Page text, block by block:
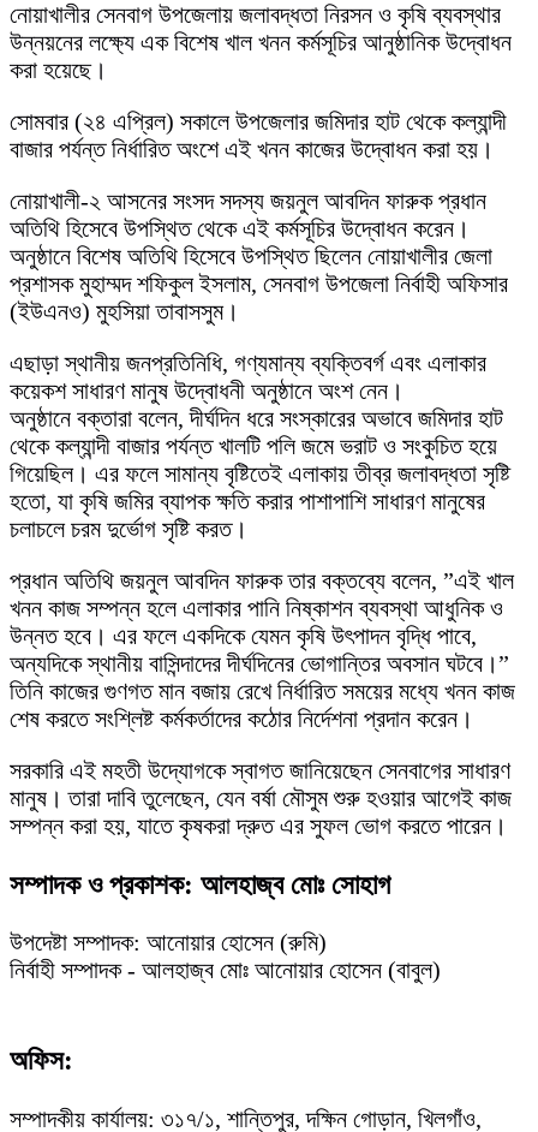
নোয়াখালীর সেনবাগ উপজেলায় জলাবদ্ধতা নিরসন ও কৃষি ব্যবস্থার
উন্নয়নের লক্ষ্যে এক বিশেষ খাল খনন কর্মসূচির আনুষ্ঠানিক উদ্বোধন
করা হয়েছে।
সোমবার (২৪ এপ্রিল) সকালে উপজেলার জমিদার হাট থেকে কল্যান্দী
বাজার পর্যন্ত নির্ধারিত অংশে এই খনন কাজের উদ্বোধন করা হয়।
​নোয়াখালী-২ আসনের সংসদ সদস্য জয়নুল আবদিন ফারুক প্রধান
অতিথি হিসেবে উপস্থিত থেকে এই কর্মসূচির উদ্বোধন করেন।
অনুষ্ঠানে বিশেষ অতিথি হিসেবে উপস্থিত ছিলেন ​নোয়াখালীর জেলা
প্রশাসক মুহাম্মদ শফিকুল ইসলাম, ​সেনবাগ উপজেলা নির্বাহী অফিসার
(ইউএনও) মুহসিয়া তাবাসসুম।
​এছাড়া স্থানীয় জনপ্রতিনিধি, গণ্যমান্য ব্যক্তিবর্গ এবং এলাকার
কয়েকশ সাধারণ মানুষ উদ্বোধনী অনুষ্ঠানে অংশ নেন।
​অনুষ্ঠানে বক্তারা বলেন, দীর্ঘদিন ধরে সংস্কারের অভাবে জমিদার হাট
থেকে কল্যান্দী বাজার পর্যন্ত খালটি পলি জমে ভরাট ও সংকুচিত হয়ে
গিয়েছিল। এর ফলে সামান্য বৃষ্টিতেই এলাকায় তীব্র জলাবদ্ধতা সৃষ্টি
হতো, যা কৃষি জমির ব্যাপক ক্ষতি করার পাশাপাশি সাধারণ মানুষের
চলাচলে চরম দুর্ভোগ সৃষ্টি করত।
​প্রধান অতিথি জয়নুল আবদিন ফারুক তার বক্তব্যে বলেন, ​”এই খাল
খনন কাজ সম্পন্ন হলে এলাকার পানি নিষ্কাশন ব্যবস্থা আধুনিক ও
উন্নত হবে। এর ফলে একদিকে যেমন কৃষি উৎপাদন বৃদ্ধি পাবে,
অন্যদিকে স্থানীয় বাসিন্দাদের দীর্ঘদিনের ভোগান্তির অবসান ঘটবে।” ​
তিনি কাজের গুণগত মান বজায় রেখে নির্ধারিত সময়ের মধ্যে খনন কাজ
শেষ করতে সংশ্লিষ্ট কর্মকর্তাদের কঠোর নির্দেশনা প্রদান করেন।
​সরকারি এই মহতী উদ্যোগকে স্বাগত জানিয়েছেন সেনবাগের সাধারণ
মানুষ। তারা দাবি তুলেছেন, যেন বর্ষা মৌসুম শুরু হওয়ার আগেই কাজ
সম্পন্ন করা হয়, যাতে কৃষকরা দ্রুত এর সুফল ভোগ করতে পারেন।
সম্পাদক ও প্রকাশক: আলহাজ্ব মোঃ সোহাগ
উপদেষ্টা সম্পাদক: আনোয়ার হোসেন (রুমি)
নির্বাহী সম্পাদক - আলহাজ্ব মোঃ আনোয়ার হোসেন (বাবুল)
অফিস:
সম্পাদকীয় কার্যালয়: ৩১৭/১, শান্তিপুর, দক্ষিন গোড়ান, খিলগাঁও,